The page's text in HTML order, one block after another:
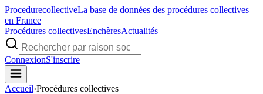
ProcedurecollectiveLa base de données des procédures collectives
en France
Procédures collectivesEnchèresActualités
ConnexionS'inscrire
Accueil›Procédures collectives